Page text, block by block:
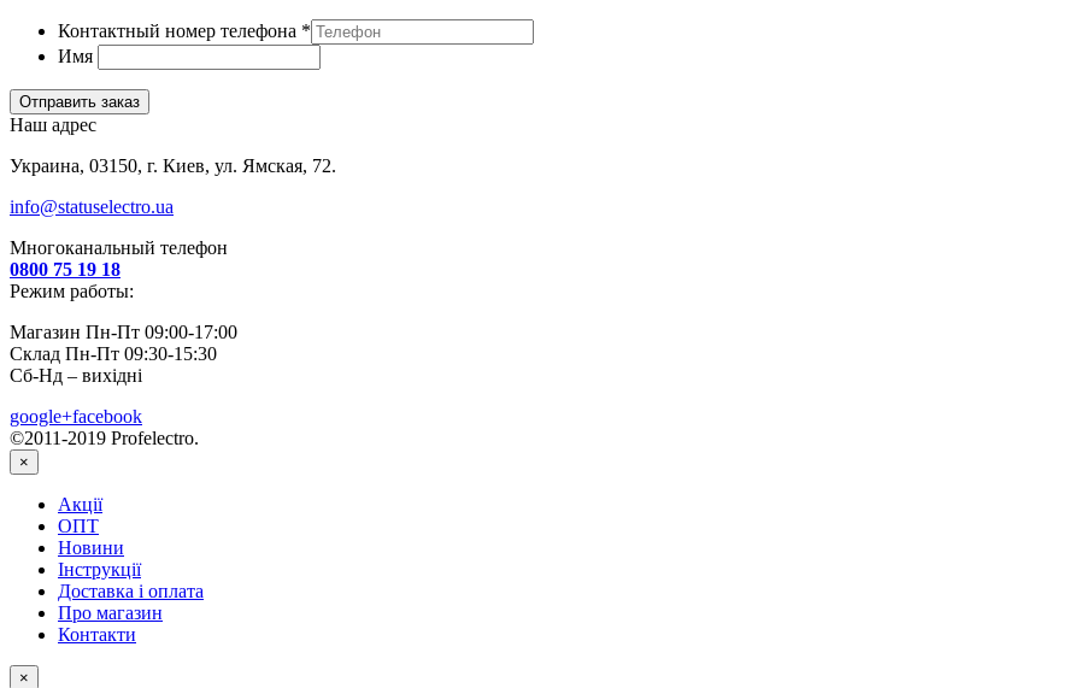
Контактный номер телефона *
Имя
Отправить заказ
Наш адрес
Украина, 03150, г. Киев, ул. Ямская, 72.
info@statuselectro.ua
Многоканальный телефон
0800 75 19 18
Режим работы:
Магазин Пн-Пт 09:00-17:00
Склад Пн-Пт 09:30-15:30
Сб-Нд – вихідні
google+facebook
©2011-2019 Profelectro.
×
Акції
ОПТ
Новини
Інструкції
Доставка і оплата
Про магазин
Контакти
×